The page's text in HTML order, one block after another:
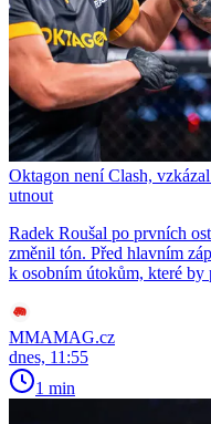
Oktagon není Clash,
utnout
Radek Roušal po prvních
změnil tón. Před hlavním
k osobním útokům, které
MMAMAG.cz
dnes, 11:55
1 min